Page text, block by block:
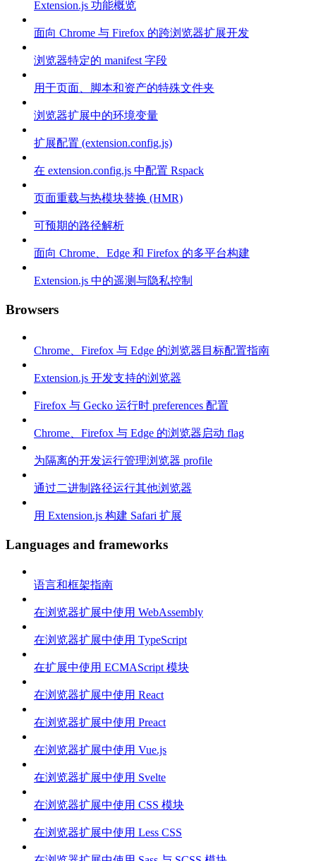
Extension.js 功能概览
面向 Chrome 与 Firefox 的跨浏览器扩展开发
浏览器特定的 manifest 字段
用于页面、脚本和资产的特殊文件夹
浏览器扩展中的环境变量
扩展配置 (extension.config.js)
在 extension.config.js 中配置 Rspack
页面重载与热模块替换 (HMR)
可预期的路径解析
面向 Chrome、Edge 和 Firefox 的多平台构建
Extension.js 中的遥测与隐私控制
Browsers
Chrome、Firefox 与 Edge 的浏览器目标配置指南
Extension.js 开发支持的浏览器
Firefox 与 Gecko 运行时 preferences 配置
Chrome、Firefox 与 Edge 的浏览器启动 flag
为隔离的开发运行管理浏览器 profile
通过二进制路径运行其他浏览器
用 Extension.js 构建 Safari 扩展
Languages and frameworks
语言和框架指南
在浏览器扩展中使用 WebAssembly
在浏览器扩展中使用 TypeScript
在扩展中使用 ECMAScript 模块
在浏览器扩展中使用 React
在浏览器扩展中使用 Preact
在浏览器扩展中使用 Vue.js
在浏览器扩展中使用 Svelte
在浏览器扩展中使用 CSS 模块
在浏览器扩展中使用 Less CSS